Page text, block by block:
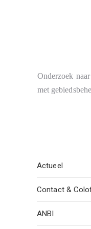
Onderzoek
met
Actueel
Contact &
ANBI